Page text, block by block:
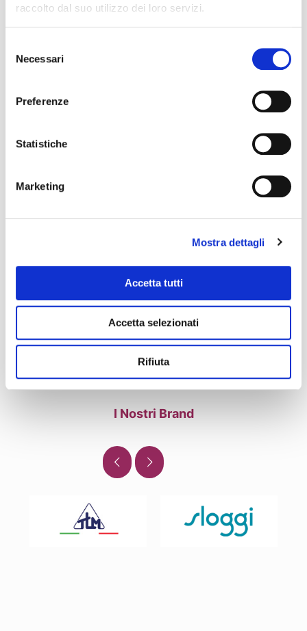
raccolto dal suo utilizzo dei loro servizi.
delNecessari
Preferenze
Statistiche
Marketing
Mostra dettagli
Accetta tutti
Accetta selezionati
Rifiuta
I Nostri Brand